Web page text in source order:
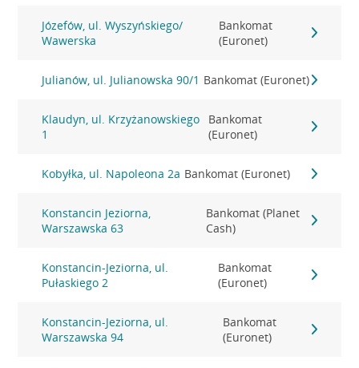
Józefów, ul. Wyszyńskiego/
Wawerska
Bankomat
(Euronet)
Julianów, ul. Julianowska 90/1 Bankomat (Euronet)
Klaudyn, ul. Krzyżanowskiego
1
Bankomat
(Euronet)
Kobyłka, ul. Napoleona 2a Bankomat (Euronet)
Konstancin Jeziorna,
Warszawska 63
Bankomat (Planet
Cash)
Konstancin-Jeziorna, ul.
Pułaskiego 2
Bankomat
(Euronet)
Konstancin-Jeziorna, ul.
Warszawska 94
Bankomat
(Euronet)